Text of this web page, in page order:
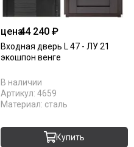
цена44 240 ₽
Входная дверь L 47 - ЛУ 21
экошпон венге
В наличии
Артикул: 4659
Материал: сталь
Купить